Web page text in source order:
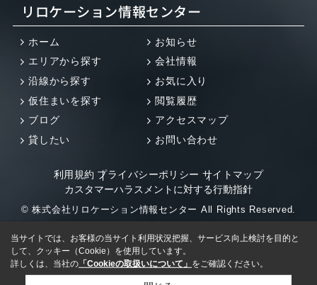
リロケーション情報センター
ホーム
エリアから探す
沿線から探す
仮住まいを探す
ブログ
貸したい
お知らせ
会社情報
お気に入り
閲覧履歴
アクセスマップ
お問い合わせ
利用規約 プライバシーポリシー サイトマップ
カスタマーハラスメントに対する行動指針
© 株式会社リロケーション情報センター All Rights Reserved.
当サイトでは、お客様の当サイト利用状況把握、サービス向上検討を目的と
して、クッキー（Cookie）を使用しています。
詳しくは、当社の 「Cookieの取扱いについて」 をご確認ください。